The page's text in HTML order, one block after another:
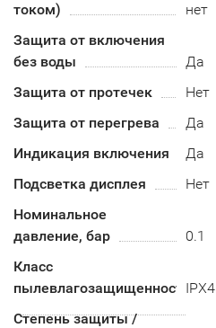
током)
нет
Защита от включения
без воды
Да
Защита от протечек
Нет
Защита от перегрева
Да
Индикация включения
Да
Подсветка дисплея
Нет
Номинальное
давление, бар
0.1
Класс
пылевлагозащищенностиIPX4
Степень защиты /